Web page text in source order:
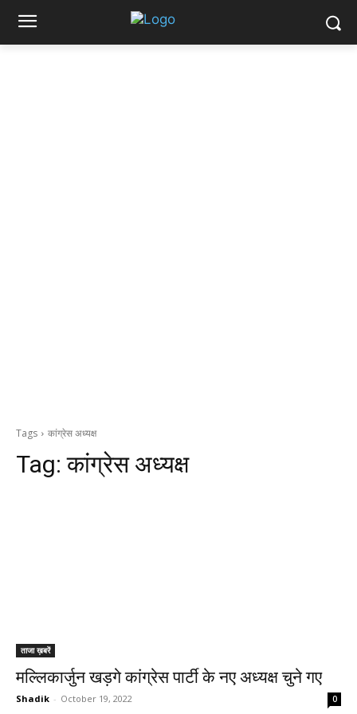
Tags कांग्रेस अध्यक्ष
Tag:कांग्रेस अध्यक्ष
ताजा ख़बरें
मल्लिकार्जुन खड़गे कांग्रेस पार्टी के नए अध्यक्ष चुने गए
Shadik - October 19, 2022 0